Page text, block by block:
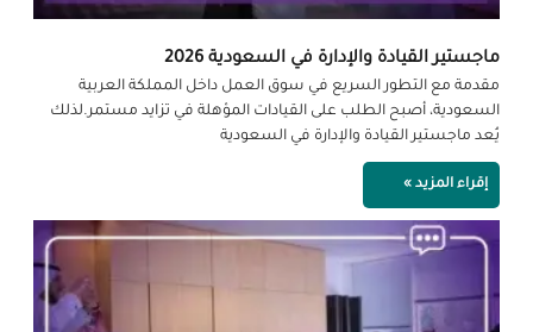
ماجستير القيادة والإدارة في السعودية 2026
مقدمة مع التطور السريع في سوق العمل داخل المملكة العربية
السعودية، أصبح الطلب على القيادات المؤهلة في تزايد مستمر.لذلك
يُعد ماجستير القيادة والإدارة في السعودية
إقراء المزيد »